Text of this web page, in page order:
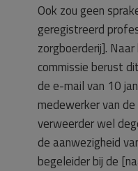
Ook zou geen
geregistreerd
zorgboerderij].
commissie berust
de e-mail van 10
medewerker van
verweerder wel
de aanwezigheid
begeleider bij de